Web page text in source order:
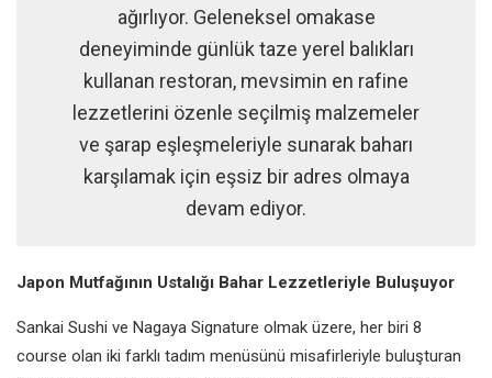
ağırlıyor. Geleneksel omakase
deneyiminde günlük taze yerel balıkları
kullanan restoran, mevsimin en rafine
lezzetlerini özenle seçilmiş malzemeler
ve şarap eşleşmeleriyle sunarak baharı
karşılamak için eşsiz bir adres olmaya
devam ediyor.
Japon Mutfağının Ustalığı Bahar Lezzetleriyle Buluşuyor
Sankai Sushi ve Nagaya Signature olmak üzere, her biri 8
course olan iki farklı tadım menüsünü misafirleriyle buluşturan